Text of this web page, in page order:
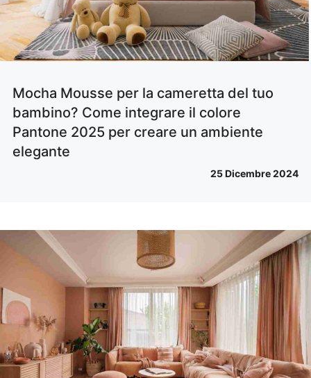
Mocha Mousse per la cameretta del tuo
bambino? Come integrare il colore
Pantone 2025 per creare un ambiente
elegante
25 Dicembre 2024